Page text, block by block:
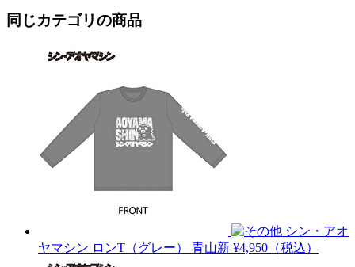
同じカテゴリの商品
シン・アオ
ヤマシン ロンT（グレー） 青山新 ¥4,950（税込）